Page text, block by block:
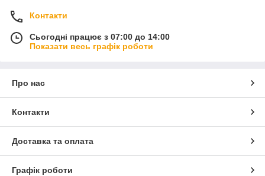
Контакти
Сьогодні працює з 07:00 до 14:00
Показати весь графік роботи
Про нас
Контакти
Доставка та оплата
Графік роботи